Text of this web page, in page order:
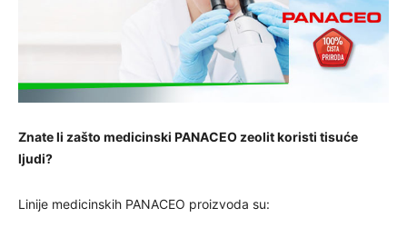
Znate li zašto medicinski PANACEO zeolit koristi tisuće
ljudi?
Linije medicinskih PANACEO proizvoda su: